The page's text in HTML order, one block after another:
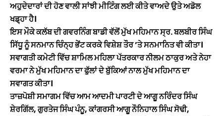
ਅਹੁਦੇਦਾਰਾਂ ਦੀ ਹੋਣ ਵਾਲੀ ਸਾਂਝੀ ਮੀਟਿੰਗ ਲਈ ਕੀਤੇ ਵਾਅਦੇ ਉਤੇ ਅਡੋਲ
ਖਡ਼੍ਹਾ ਹੈ।
ਇਸ ਮੌਕੇ ਕਲੱਬ ਦੀ ਗਵਰਨਿੰਗ ਬਾਡੀ ਵੱਲੋਂ ਮੁੱਖ ਮਹਿਮਾਨ ਸ੍ਰ. ਬਲਬੀਰ ਸਿੰਘ
ਸਿੱਧੂ ਨੂੰ ਸਨਮਾਨ ਚਿੰਨ੍ਹ ਭੇਂਟ ਕਰਕੇ ਵਿਸ਼ੇਸ਼ ਤੌਰ ’ਤੇ ਸਨਮਾਨਿਤ ਵੀ ਕੀਤਾ।
ਸਵਾਗਤੀ ਕਮੇਟੀ ਵਿੱਚ ਸ਼ਾਮਿਲ ਮਹਿਲਾ ਪੱਤਰਕਾਰ ਨੀਲਮ ਠਾਕੁਰ ਅਤੇ ਨੇਹਾ
ਵਰਮਾ ਨੇ ਮੁੱਖ ਮਹਿਮਾਨ ਦਾ ਫੁੱਲਾਂ ਦੇ ਬੁੱਕਿਆਂ ਨਾਲ ਮੁੱਖ ਮਹਿਮਾਨ ਦਾ
ਸਵਾਗਤ ਕੀਤਾ।
ਤਾਜ਼ਪੋਸ਼ੀ ਸਮਾਗਮ ਵਿੱਚ ਆਮ ਆਦਮੀ ਪਾਰਟੀ ਦੇ ਆਗੂ ਨਰਿੰਦਰ ਸਿੰਘ
ਸ਼ੇਰਗਿੱਲ, ਗੁਰਤੇਜ ਸਿੰਘ ਪੰਨੂ, ਕਾਂਗਰਸੀ ਆਗੂ ਨੌਨਿਹਾਲ ਸਿੰਘ ਸੋਢੀ,